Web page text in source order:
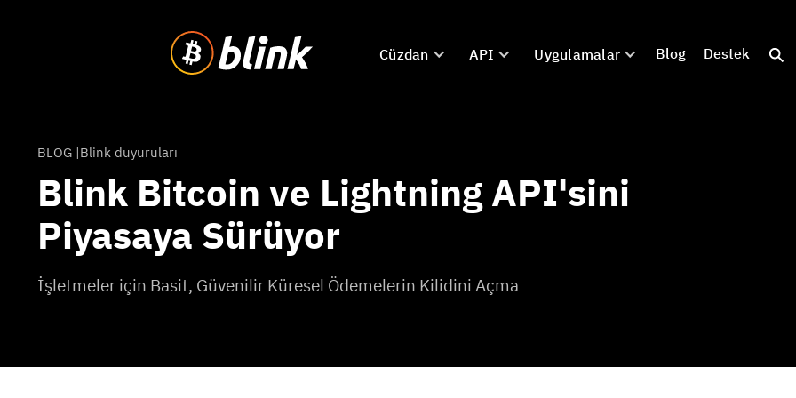
Cüzdan API Uygulamalar Blog Destek
BLOG |Blink duyuruları
Blink Bitcoin ve Lightning API'sini
Piyasaya Sürüyor
İşletmeler için Basit, Güvenilir Küresel Ödemelerin Kilidini Açma